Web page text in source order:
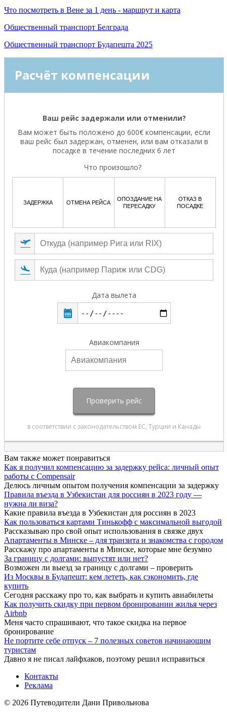
Что посмотреть в Вене за 1 день - маршрут и карта
Общественный транспорт Белграда
Общественный транспорт Будапешта 2025
Вам также может понравиться
Как я получил компенсацию за задержку рейса: личный опыт
работы с Compensair
Делюсь личным опытом получения компенсации за задержку
Правила въезда в Узбекистан для россиян в 2023 году —
нужна ли виза?
Какие правила въезда в Узбекистан для россиян в 2023
Как пользоваться картами Тинькофф с максимальной выгодой
Рассказываю про свой опыт использования в связке двух
Апартаменты в Минске – для транзита и знакомства с городом
Расскажу про апартаменты в Минске, которые мне безумно
За границу с долгами: выпустят или нет?
Возможен ли выезд за границу с долгами – проверить
Из Москвы в Будапешт: кем лететь, как сэкономить, где
купить
Сегодня расскажу про то, как выбрать и купить авиабилеты
Как получить скидку при первом бронировании жилья через
Airbnb
Меня часто спрашивают, что такое скидка на первое
бронирование
Не портите себе отпуск – 7 полезных советов начинающим
туристам
Давно я не писал лайфхаков, поэтому решил исправиться
Контакты
Реклама
© 2026 Путеводители Дани Привольнова